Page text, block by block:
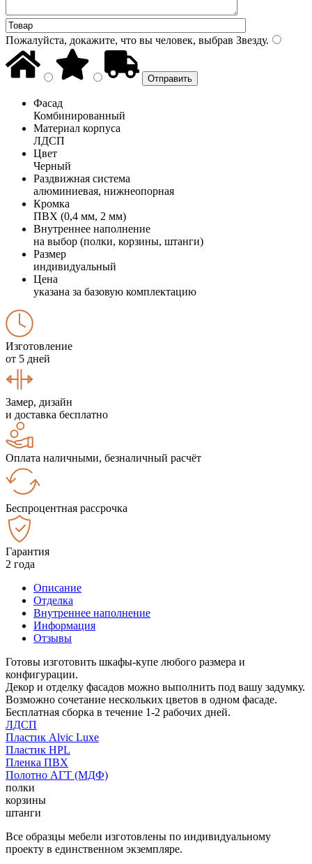
Пожалуйста, докажите, что вы человек, выбрав Звезду.
Фасад
Комбинированный
Материал корпуса
ЛДСП
Цвет
Черный
Раздвижная система
алюминиевая, нижнеопорная
Кромка
ПВХ (0,4 мм, 2 мм)
Внутреннее наполнение
на выбор (полки, корзины, штанги)
Размер
индивидуальный
Цена
указана за базовую комплектацию
Изготовление
от 5 дней
Замер, дизайн
и доставка бесплатно
Оплата наличными, безналичный расчёт
Беспроцентная рассрочка
Гарантия
2 года
Описание
Отделка
Внутреннее наполнение
Информация
Отзывы
Готовы изготовить шкафы-купе любого размера и
конфигурации.
Декор и отделку фасадов можно выполнить под вашу задумку.
Возможно сочетание нескольких цветов в одном фасаде.
Бесплатная сборка в течение 1-2 рабочих дней.
ЛДСП
Пластик Alvic Luxe
Пластик HPL
Пленка ПВХ
Полотно АГТ (МДФ)
полки
корзины
штанги
Все образцы мебели изготовлены по индивидуальному
проекту в единственном экземпляре.